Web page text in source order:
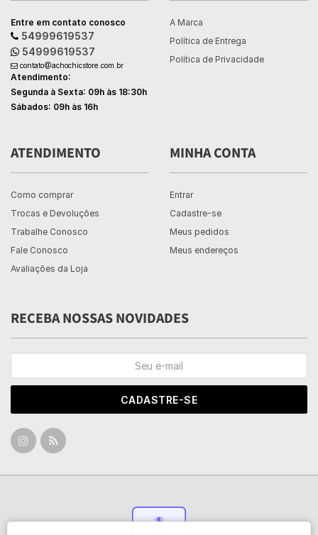
Entre em contato conosco
54999619537
54999619537
contato@achochicstore.com.br
Atendimento:
Segunda à Sexta: 09h às 18:30h
Sábados: 09h às 16h
A Marca
Política de Entrega
Política de Privacidade
ATENDIMENTO
Como comprar
Trocas e Devoluções
Trabalhe Conosco
Fale Conosco
Avaliações da Loja
MINHA CONTA
Entrar
Cadastre-se
Meus pedidos
Meus endereços
RECEBA NOSSAS NOVIDADES
CADASTRE-SE